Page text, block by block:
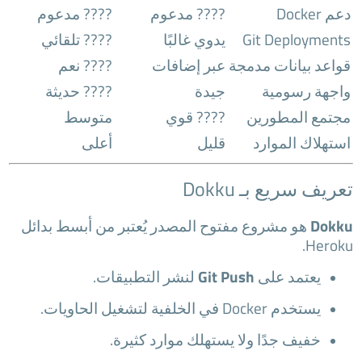
دعم Docker
???? مدعوم
???? مدعوم
Git Deployments
يدوي غالبًا
???? تلقائي
قواعد بيانات مدمجة عبر إضافات
???? نعم
واجهة رسومية
جيدة
???? حديثة
مجتمع المطورين
???? قوي
متوسط
استهلاك الموارد
قليل أعلى
تعريف سريع بـ Dokku
Dokku هو مشروع مفتوح المصدر يُعتبر من أبسط بدائل
Heroku.
يعتمد على Git Push لنشر التطبيقات.
يستخدم Docker في الخلفية لتشغيل الحاويات.
خفيف جدًا ولا يستهلك موارد كثيرة.